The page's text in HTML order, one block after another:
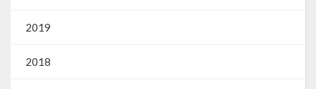
2019
2018